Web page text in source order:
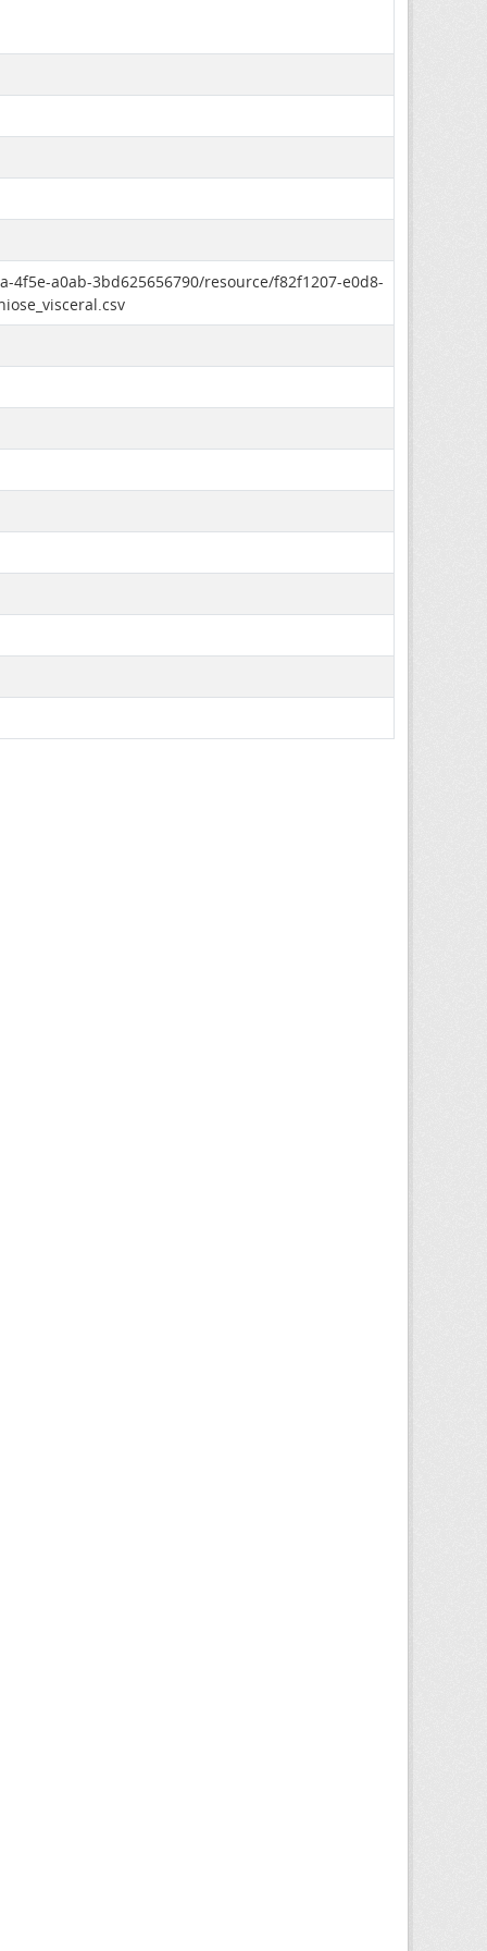
4f5e-a0ab-3bd625656790/resource/f82f1207-e0d8-